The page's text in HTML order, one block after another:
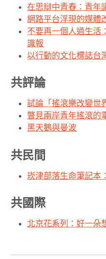
在思辯中青春：青年
網路平台浮現的媒體
不要再一個人過生活
識報
以行動的文化標誌台
共評論
試論「搖滾樂改變世
瞥見兩岸青年搖滾的
黑天鵝與曼波
共民間
崁津部落生命筆記本
共國際
北京花系列：好一朵